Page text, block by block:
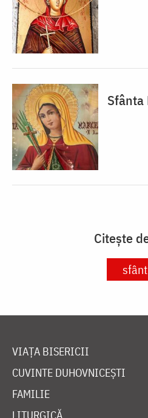
Sfânta
Citește
sfânt
VIAȚA BISERICII
CUVINTE DUHOVNICEȘTI
FAMILIE